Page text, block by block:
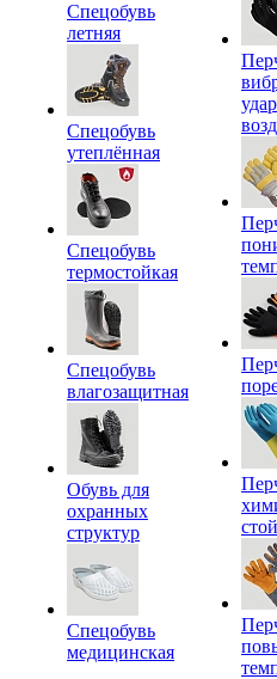
Спецобувь
летняя
Спецобувь
утеплённая
Спецобувь
термостойкая
Спецобувь
влагозащитная
Обувь для
охранных
структур
Спецобувь
медицинская